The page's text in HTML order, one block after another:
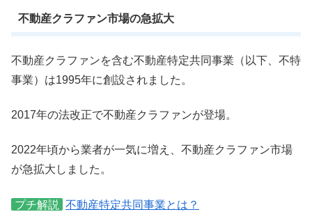
不動産クラファン市場の急拡大
不動産クラファンを含む不動産特定共同事業（以下、不特
事業）は1995年に創設されました。
2017年の法改正で不動産クラファンが登場。
2022年頃から業者が一気に増え、不動産クラファン市場
が急拡大しました。
プチ解説 不動産特定共同事業とは？